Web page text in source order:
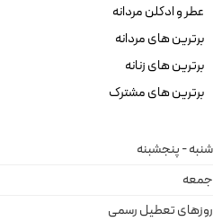
عطر و ادکلن مردانه
برترین های مردانه
برترین های زنانه
برترین های مشترک
شنبه - پنجشبنه
جمعه
روزهای تعطیل رسمی